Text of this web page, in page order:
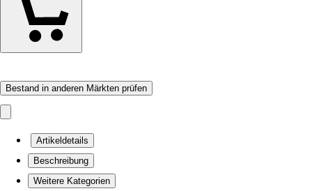
Bestand in anderen Märkten prüfen
Artikeldetails
Beschreibung
Weitere Kategorien